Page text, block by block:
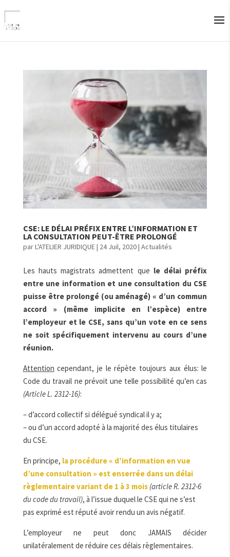
CSE: LE DÉLAI PRÉFIX ENTRE L’INFORMATION ET
LA CONSULTATION PEUT-ÊTRE PROLONGÉ
parL'ATELIER JURIDIQUE| 24 Juil, 2020| Actualités
Les hauts magistrats admettent que le délai préfix
entre une information et une consultation du CSE
puisse être prolongé (ou aménagé) « d’un commun
accord » (même implicite en l’espèce) entre
l’employeur et le CSE, sans qu’un vote en ce sens
ne soit spécifiquement intervenu au cours d’une
réunion.
Attention cependant, je le répète toujours aux élus: le
Code du travail ne prévoit une telle possibilité qu’en cas
(Article L. 2312-16):
– d’accord collectif si délégué syndical il y a;
– ou d’un accord adopté à la majorité des élus titulaires
du CSE.
En principe, la procédure « d’information en vue
d’une consultation » est enserrée dans un délai
règlementaire variant de 1 à 3 mois (article R. 2312-6
du code du travail), à l’issue duquel le CSE qui ne s’est
pas exprimé est réputé avoir rendu un avis négatif.
L’employeur ne peut donc JAMAIS décider
unilatéralement de réduire ces délais règlementaires.